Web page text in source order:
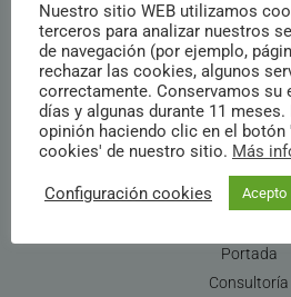
Residencial las
24227 –
MENÚ
Portada
Consultoría
Nuestro sitio WEB utilizamos
terceros para analizar nuestros
de navegación (por ejemplo,
rechazar las cookies, algunos
correctamente. Conservamos su
días y algunas durante 11 meses.
opinión haciendo clic en el botón
cookies' de nuestro sitio. Más
Configuración cookies Acepto